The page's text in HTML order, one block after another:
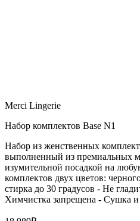
Merci Lingerie
Набор комплектов Base N1
Набор из женственных
выполненный из премиальных
изумительной посадкой на
комплектов двух цветов:
стирка до 30 градусов - Не
Химчистка запрещена - Сушка